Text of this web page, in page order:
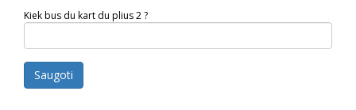
Kiek bus du kart du plius 2 ?
Saugoti